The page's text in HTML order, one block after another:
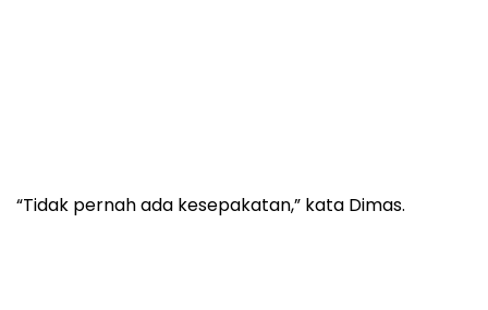
“Tidak pernah ada kesepakatan,” kata Dimas.